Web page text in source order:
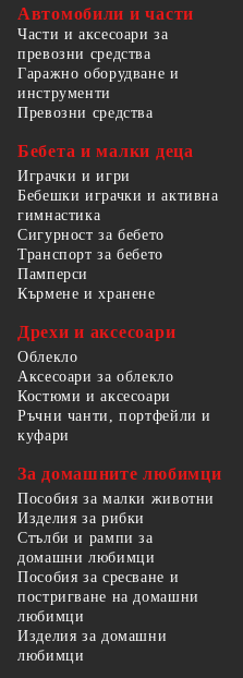
Автомобили и части
Части и аксесоари за
превозни средства
Гаражно оборудване и
инструменти
Превозни средства
Бебета и малки деца
Играчки и игри
Бебешки играчки и активна
гимнастика
Сигурност за бебето
Транспорт за бебето
Памперси
Кърмене и хранене
Дрехи и аксесоари
Облекло
Аксесоари за облекло
Костюми и аксесоари
Ръчни чанти, портфейли и
куфари
За домашните любимци
Пособия за малки животни
Изделия за рибки
Стълби и рампи за
домашни любимци
Пособия за сресване и
постригване на домашни
любимци
Изделия за домашни
любимци